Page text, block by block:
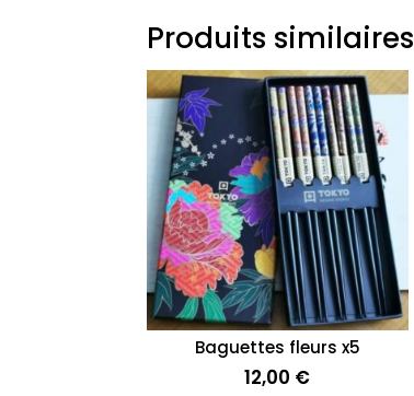
Produits similaires
Baguettes fleurs x5
12,00 €